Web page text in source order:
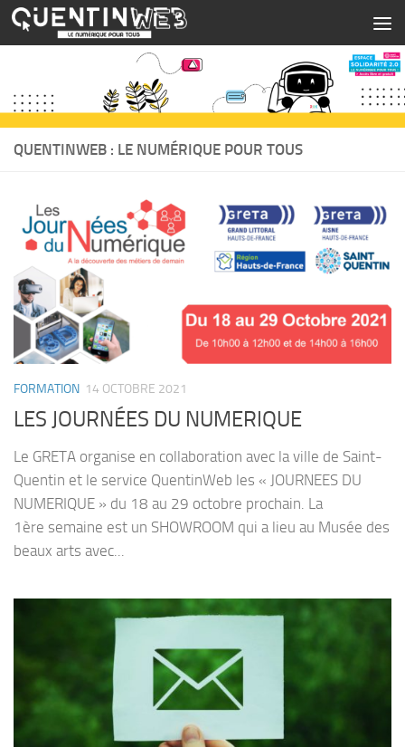
Skip to content
QUENTINWEB : LE NUMÉRIQUE POUR TOUS
FORMATION 14 OCTOBRE 2021
LES JOURNÉES DU NUMERIQUE
Le GRETA organise en collaboration avec la ville de Saint-
Quentin et le service QuentinWeb les « JOURNEES DU
NUMERIQUE » du 18 au 29 octobre prochain. La
1ère semaine est un SHOWROOM qui a lieu au Musée des
beaux arts avec...